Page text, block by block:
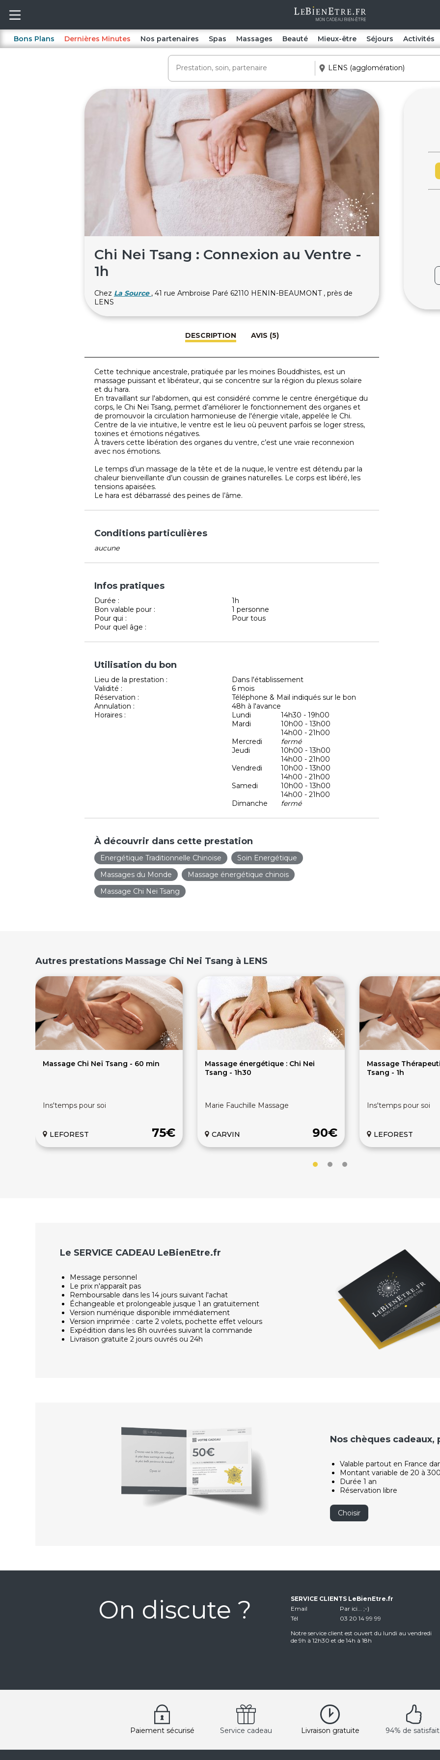
Bons Plans Dernières Minutes Nos partenaires Spas Massages Beauté Mieux-être Séjours Activités
Chi Nei Tsang : Connexion au Ventre -
1h
Chez La Source , 41 rue Ambroise Paré 62110 HENIN-BEAUMONT , près de
LENS
DESCRIPTION AVIS (5)
Cette technique ancestrale, pratiquée par les moines Bouddhistes, est un
massage puissant et libérateur, qui se concentre sur la région du plexus solaire
et du hara.
En travaillant sur l'abdomen, qui est considéré comme le centre énergétique du
corps, le Chi Nei Tsang, permet d’améliorer le fonctionnement des organes et
de promouvoir la circulation harmonieuse de l'énergie vitale, appelée le Chi.
Centre de la vie intuitive, le ventre est le lieu où peuvent parfois se loger stress,
toxines et émotions négatives.
À travers cette libération des organes du ventre, c’est une vraie reconnexion
avec nos émotions.
Le temps d’un massage de la tête et de la nuque, le ventre est détendu par la
chaleur bienveillante d’un coussin de graines naturelles. Le corps est libéré, les
tensions apaisées.
Le hara est débarrassé des peines de l’âme.
Conditions particulières
aucune
Infos pratiques
Durée :
1h
Bon valable pour :
1 personne
Pour qui :
Pour tous
Pour quel âge :
Utilisation du bon
Lieu de la prestation :
Dans l'établissement
Validité :
6 mois
Réservation :
Téléphone & Mail indiqués sur le bon
Annulation :
48h à l'avance
Horaires :
Lundi
14h30 - 19h00
Mardi
10h00 - 13h00
14h00 - 21h00
Mercredi
fermé
Jeudi
10h00 - 13h00
14h00 - 21h00
Vendredi
10h00 - 13h00
14h00 - 21h00
Samedi
10h00 - 13h00
14h00 - 21h00
Dimanche
fermé
À découvrir dans cette prestation
Energétique Traditionnelle Chinoise
Soin Energétique
Massages du Monde
Massage énergétique chinois
Massage Chi Nei Tsang
Autres prestations Massage Chi Nei Tsang à LENS
Massage Chi Neï Tsang - 60 min
Ins'temps pour soi
75€
LEFOREST
Massage énergétique : Chi Nei
Tsang - 1h30
Marie Fauchille Massage
90€
CARVIN
Massage
Tsang - 1h
Ins'temps pour soi
LEFOREST
Le SERVICE CADEAU LeBienEtre.fr
Message personnel
Le prix n'apparaît pas
Remboursable dans les 14 jours suivant l'achat
Échangeable et prolongeable jusque 1 an gratuitement
Version numérique disponible immédiatement
Version imprimée : carte 2 volets, pochette effet velours
Expédition dans les 8h ouvrées suivant la commande
Livraison gratuite 2 jours ouvrés ou 24h
Nos chèques
Valable partout en France
Montant variable de 20 à
Durée 1 an
Réservation libre
Choisir
On discute ?
SERVICE CLIENTS LeBienEtre.fr
Email
Par ici... ;-)
Tél
03 20 14 99 99
Notre service client est ouvert du lundi au vendredi
de 9h à 12h30 et de 14h à 18h
Paiement sécurisé Service cadeau Livraison gratuite 94% de